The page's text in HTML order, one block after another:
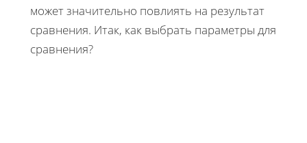
может значительно повлиять на результат
сравнения. Итак, как выбрать параметры для
сравнения?